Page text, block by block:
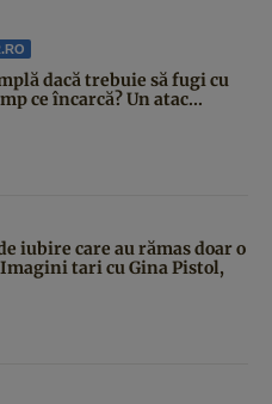
dacă trebuie să fugi cu
ce încarcă? Un atac...
iubire care au rămas doar o
tari cu Gina Pistol,